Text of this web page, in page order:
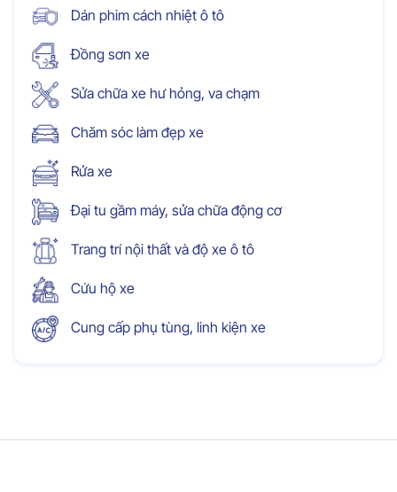
Dán phim cách nhiệt ô tô
Đồng sơn xe
Sửa chữa xe hư hỏng, va chạm
Chăm sóc làm đẹp xe
Rửa xe
Đại tu gầm máy, sửa chữa động cơ
Trang trí nội thất và độ xe ô tô
Cứu hộ xe
Cung cấp phụ tùng, linh kiện xe